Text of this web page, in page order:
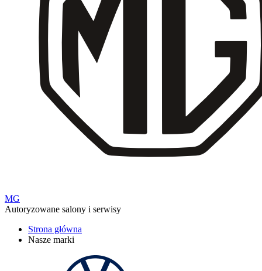
MG
Autoryzowane salony i serwisy
Strona główna
Nasze marki